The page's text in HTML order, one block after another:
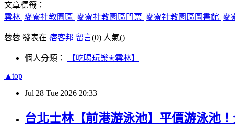
文章標籤：
雲林 麥寮社教園區 麥寮社教園區門票 麥寮社教園區圖書館 麥
蓉蓉 發表在 痞客邦 留言(0) 人氣()
個人分類： 【吃喝玩樂✭雲林】
▲top
Jul 28 Tue 2026 20:33
台北士林【前港游泳池】平價游泳池